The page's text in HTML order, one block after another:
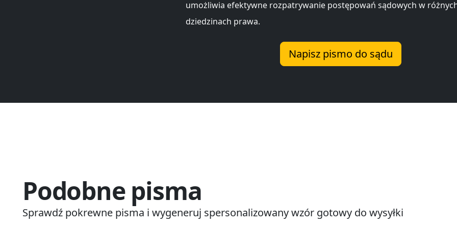
umożliwia efektywne rozpatrywanie postępowań sądowych w
dziedzinach prawa.
Napisz pismo do sądu
Podobne pisma
Sprawdź pokrewne pisma i wygeneruj spersonalizowany wzór gotowy do wysyłki